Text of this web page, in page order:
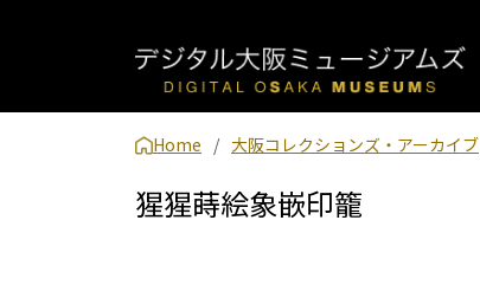
Home 大阪コレクションズ・アーカイブ
猩猩蒔絵象嵌印籠